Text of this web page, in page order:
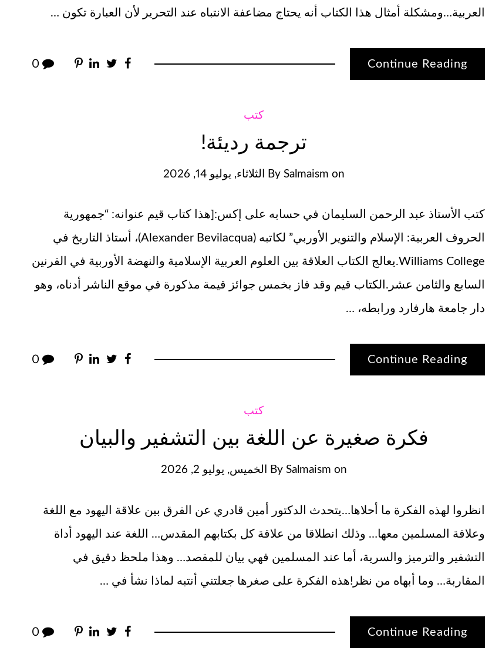
العربية…ومشكلة أمثال هذا الكتاب أنه يحتاج مضاعفة الانتباه عند التحرير لأن العبارة تكون …
Continue Reading
0
كتب
ترجمة رديئة!
By Salmaism on الثلاثاء, يوليو 14, 2026
كتب الأستاذ عبد الرحمن السليمان في حسابه على إكس:[هذا كتاب قيم عنوانه: “جمهورية
الحروف العربية: الإسلام والتنوير الأوربي” لكاتبه (Alexander Bevilacqua)، أستاذ التاريخ في
Williams College.يعالج الكتاب العلاقة بين العلوم العربية الإسلامية والنهضة الأوربية في القرنين
السابع والثامن عشر.الكتاب قيم وقد فاز بخمس جوائز قيمة مذكورة في موقع الناشر أدناه، وهو
دار جامعة هارفارد ورابطه، …
Continue Reading
0
كتب
فكرة صغيرة عن اللغة بين التشفير والبيان
By Salmaism on الخميس, يوليو 2, 2026
انظروا لهذه الفكرة ما أحلاها…يتحدث الدكتور أمين قادري عن الفرق بين علاقة اليهود مع اللغة
وعلاقة المسلمين معها… وذلك انطلاقا من علاقة كل بكتابهم المقدس… اللغة عند اليهود أداة
التشفير والترميز والسرية، أما عند المسلمين فهي بيان للمقصد… وهذا ملحظ دقيق في
المقاربة… وما أبهاه من نظر!هذه الفكرة على صغرها جعلتني أنتبه لماذا نشأ في …
Continue Reading
0